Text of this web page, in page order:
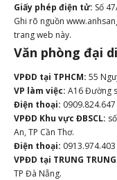
Giấy phép điện tử: Số
Ghi rõ nguồn
trang web này.
Văn phòng đại
VPĐD tại TPHCM: 55
VP làm việc: A16 Đường
Điện thoại: 0909.824.647
VPĐD Khu vực ĐBSCL:
An, TP Cần Thơ.
Điện thoại: 0913.974.403
VPĐD tại TRUNG
TP Đà Nẵng.